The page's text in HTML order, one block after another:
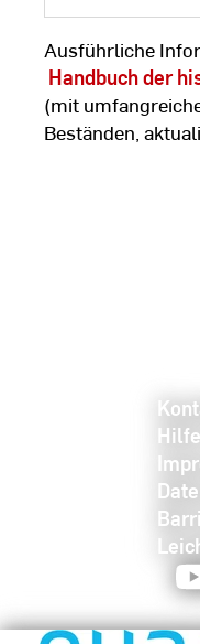
Ausführliche
Handbuch der
(mit
Beständen,